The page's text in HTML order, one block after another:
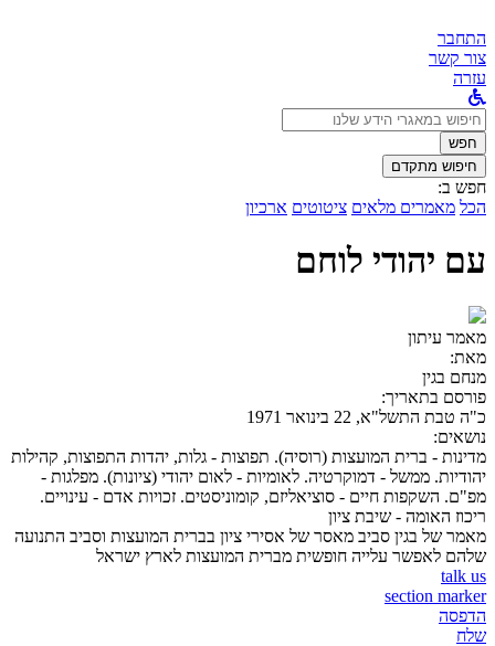
התחבר
צור קשר
עזרה
לחפש
ב:חפש
חיפוש מתקדם
חפש ב:
הכל מאמרים מלאים ציטוטים ארכיון
עם יהודי לוחם
מאמר עיתון
מאת:
מנחם בגין
פורסם בתאריך:
כ"ה טבת התשל"א, 22 בינואר 1971
נושאים:
מדינות - ברית המועצות (רוסיה). תפוצות - גלות, יהדות התפוצות, קהילות
יהודיות. ממשל - דמוקרטיה. לאומיות - לאום יהודי (ציונות). מפלגות -
מפ"ם. השקפות חיים - סוציאליזם, קומוניסטים. זכויות אדם - עינויים.
ריכוז האומה - שיבת ציון
מאמר של בגין סביב מאסר של אסירי ציון בברית המועצות וסביב התנועה
שלהם לאפשר עלייה חופשית מברית המועצות לארץ ישראל
talk us
section marker
הדפסה
שלח